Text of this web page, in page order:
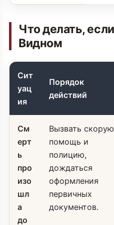
Что делать,
Видном
Сит
уац
ия
Порядок
действий
См
ерт
ь
про
изо
шл
а
до
Вызвать скорую
помощь и
полицию,
дождаться
оформления
первичных
документов.